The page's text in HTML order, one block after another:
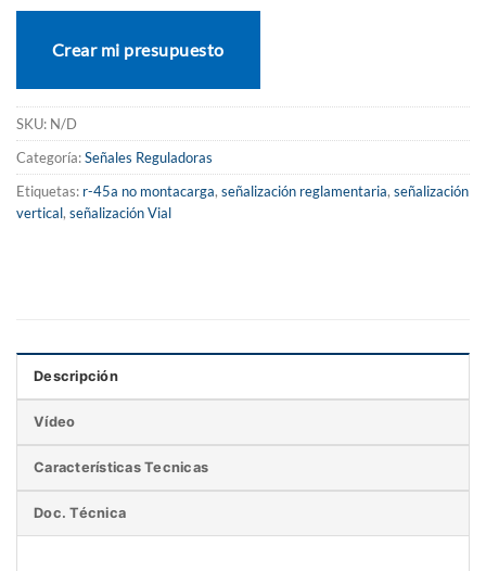
Crear mi presupuesto
SKU: N/D
Categoría:Señales Reguladoras
Etiquetas: r-45a no montacarga, señalización reglamentaria, señalización
vertical, señalización Vial
Descripción
Vídeo
Características Tecnicas
Doc. Técnica